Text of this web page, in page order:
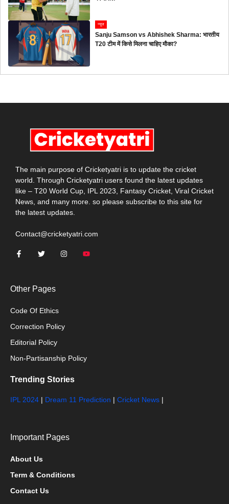
न्यूज
Sanju Samson vs Abhishek Sharma: भारतीय
T20 टीम में किसे मिलना चाहिए मौका?
The main purpose of Cricketyatri is to update the cricket
world. Through Cricketyatri users found the latest updates
like – T20 World Cup, IPL 2023, Fantasy Cricket, Viral Cricket
News, and many more. so please subscribe to this site for
the latest updates.
Contact@cricketyatri.com
Other Pages
Code Of Ethics
Correction Policy
Editorial Policy
Non-Partisanship Policy
Trending Stories
IPL 2024 | Dream 11 Prediction | Cricket News |
Important Pages
About Us
Term & Conditions
Contact Us